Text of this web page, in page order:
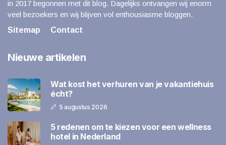
in 2017 begonnen met dit blog. Dagelijks ontvangen wij enorm
veel bezoekers en wij blijven vol enthousiasme bloggen.
Sitemap
Contact
Nieuwe artikelen
Wat kost het verhuren van je vakantiehuis
écht?
5 augustus 2026
5 redenen om te kiezen voor een wellness
hotel in Nederland